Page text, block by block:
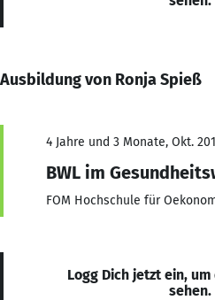
Ausbildung von Ronja Spieß
4 Jahre und 3 Monate, Okt.
BWL im
FOM Hochschule für
Logg Dich jetzt ein,
sehen.